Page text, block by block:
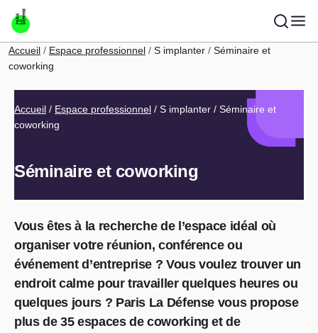
Aller au contenu principal
Fil d'Ariane
Accueil Espace professionnel S implanter
Séminaire et
coworking
Fil d'Ariane
Accueil Espace professionnel S implanter
Séminaire et
coworking
Séminaire et coworking
Vous êtes à la recherche de l’espace idéal où
organiser votre réunion, conférence ou
événement d’entreprise ? Vous voulez trouver un
endroit calme pour travailler quelques heures ou
quelques jours ? Paris La Défense vous propose
plus de 35 espaces de coworking et de